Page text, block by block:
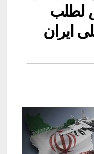
لطلب
ايران